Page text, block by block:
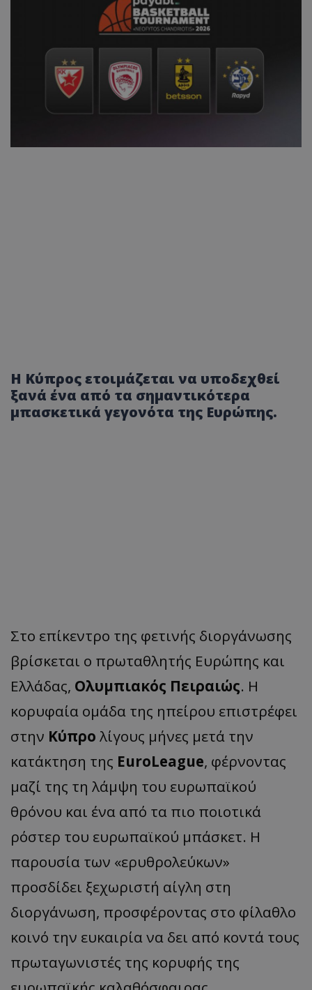
Η Κύπρος ετοιμάζεται να υποδεχθεί
ξανά ένα από τα σημαντικότερα
μπασκετικά γεγονότα της Ευρώπης.
Στο επίκεντρο της φετινής διοργάνωσης
βρίσκεται ο πρωταθλητής Ευρώπης και
Ελλάδας, Ολυμπιακός Πειραιώς. Η
κορυφαία ομάδα της ηπείρου επιστρέφει
στην Κύπρο λίγους μήνες μετά την
κατάκτηση της EuroLeague, φέρνοντας
μαζί της τη λάμψη του ευρωπαϊκού
θρόνου και ένα από τα πιο ποιοτικά
ρόστερ του ευρωπαϊκού μπάσκετ. Η
παρουσία των «ερυθρολεύκων»
προσδίδει ξεχωριστή αίγλη στη
διοργάνωση, προσφέροντας στο φίλαθλο
κοινό την ευκαιρία να δει από κοντά τους
πρωταγωνιστές της κορυφής της